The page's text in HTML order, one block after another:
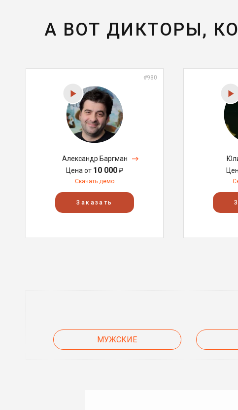
А ВОТ ДИКТОРЫ,
#980
Александр Баргман
Цена от 10 000₽
Скачать демо
Заказать
МУЖСКИЕ